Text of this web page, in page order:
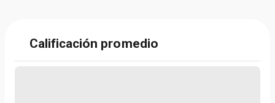
Calificación promedio